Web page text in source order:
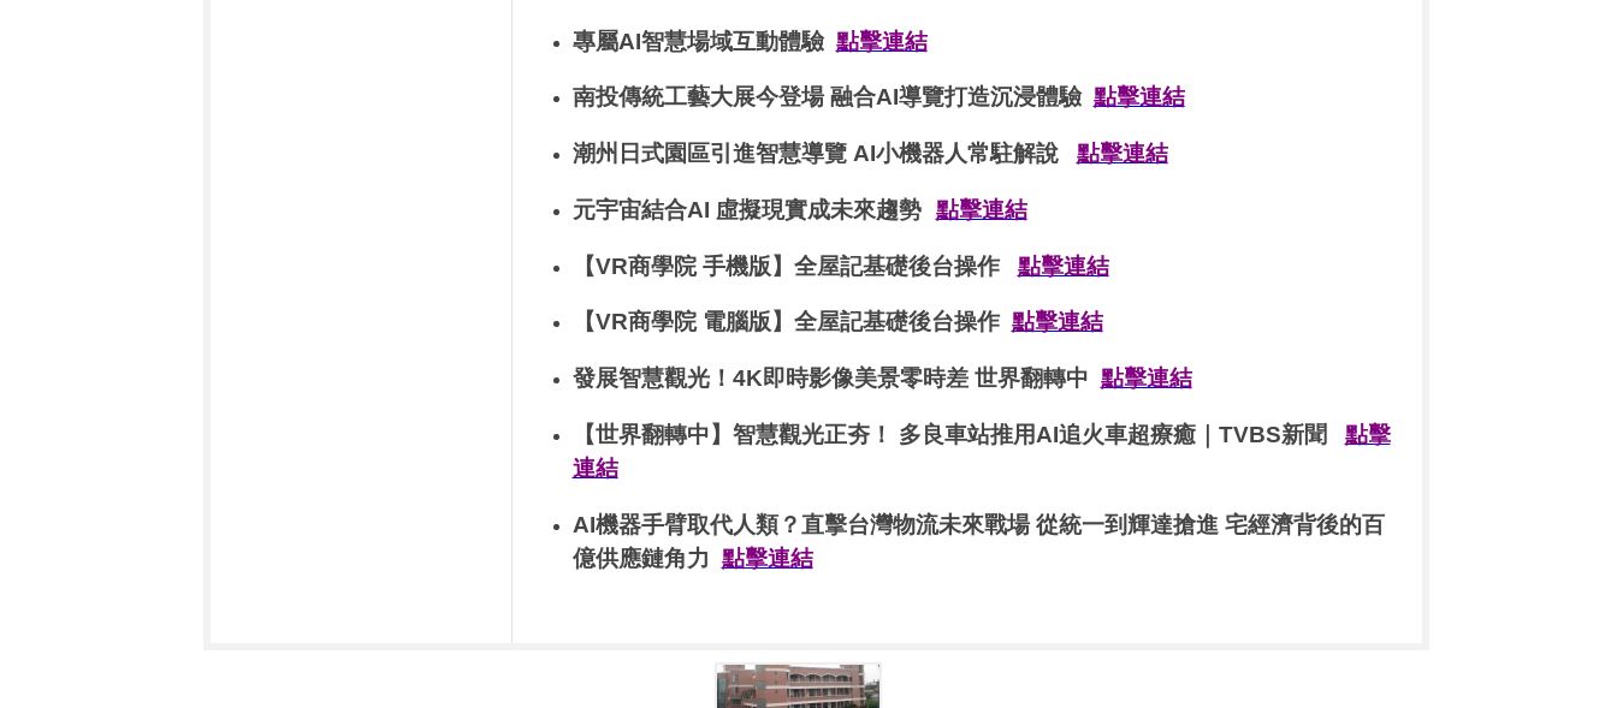
專屬AI智慧場域互動體驗 點擊連結
南投傳統工藝大展今登場 融合AI導覽打造沉浸體驗 點擊連結
潮州日式園區引進智慧導覽 AI小機器人常駐解說 點擊連結
元宇宙結合AI 虛擬現實成未來趨勢 點擊連結
【VR商學院 手機版】全屋記基礎後台操作 點擊連結
【VR商學院 電腦版】全屋記基礎後台操作 點擊連結
發展智慧觀光！4K即時影像美景零時差 世界翻轉中 點擊連結
【世界翻轉中】智慧觀光正夯！ 多良車站推用AI追火車超療癒｜TVBS新聞 點擊
連結
AI機器手臂取代人類？直擊台灣物流未來戰場 從統一到輝達搶進 宅經濟背後的百
億供應鏈角力 點擊連結